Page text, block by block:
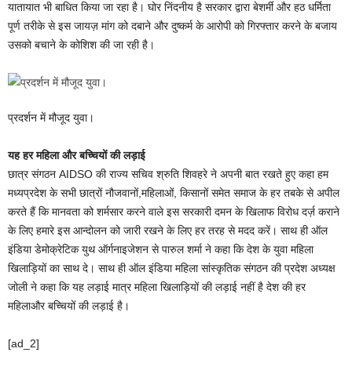
यातायात भी बाधित किया जा रहा है। घोर निंदनीय है सरकार द्वारा बेशर्मी और हठ धर्मिता
पूर्ण तरीके से इस जायज़ मांग को दबाने और दुष्कर्म के आरोपी को गिरफ्तार करने के बजाय
उसको बचाने के कोशिश की जा रही है।
प्रदर्शन में मौजूद युवा।
यह हर महिला और बच्चियों की लड़ाई
छात्र संगठन AIDSO की राज्य सचिव श्रुति शिवहरे ने अपनी बात रखते हुए कहा हम
मध्यप्रदेश के सभी छात्रों नौजवानों,महिलाओं, किसानों समेत समाज के हर तबके से अपील
करते हैं कि मानवता को शर्मसार करने वाले इस सरकारी दमन के खिलाफ विरोध दर्ज़ कराने
के लिए हमारे इस आन्दोलन को जारी रखने के लिए हर तरह से मदद करें। साथ ही ऑल
इंडिया डेमोक्रेटिक युथ ऑर्गनाइजेशन से पारुल शर्मा ने कहा कि देश के युवा महिला
खिलाड़ियों का साथ दे। साथ ही ऑल इंडिया महिला सांस्कृतिक संगठन की प्रदेश अध्यक्ष
जोली ने कहा कि यह लड़ाई मात्र महिला खिलाड़ियों की लड़ाई नहीं है देश की हर
महिलाऔर बच्चियों की लड़ाई है।
[ad_2]